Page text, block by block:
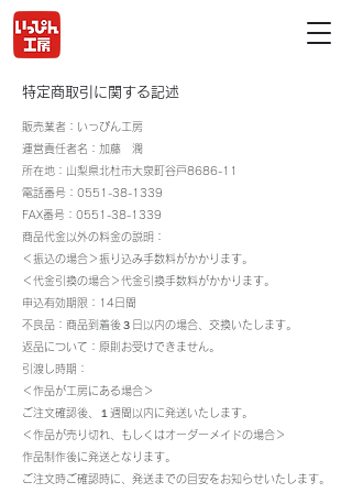
特定商取引に関する記述
販売業者：いっぴん工房
運営責任者名：加藤 潤
所在地：山梨県北杜市大泉町谷戸8686-11
電話番号：0551-38-1339
FAX番号：0551-38-1339
商品代金以外の料金の説明：
＜振込の場合＞振り込み手数料がかかります。
＜代金引換の場合＞代金引換手数料がかかります。
申込有効期限：14日間
不良品：商品到着後３日以内の場合、交換いたします。
返品について：原則お受けできません。
引渡し時期：
＜作品が工房にある場合＞
ご注文確認後、１週間以内に発送いたします。
＜作品が売り切れ、もしくはオーダーメイドの場合＞
作品制作後に発送となります。
ご注文時ご確認時に、発送までの目安をお知らせいたします。